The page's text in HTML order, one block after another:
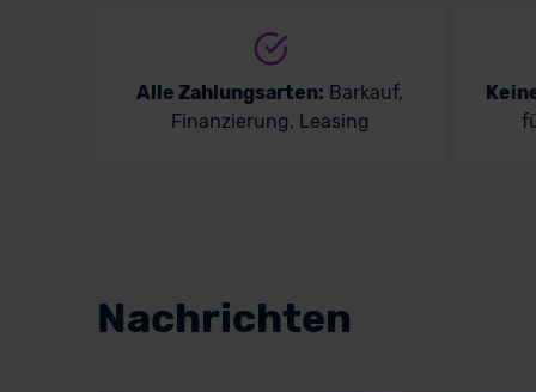
Alle Zahlungsarten: Barkauf,
Finanzierung, Leasing
Nachrichten